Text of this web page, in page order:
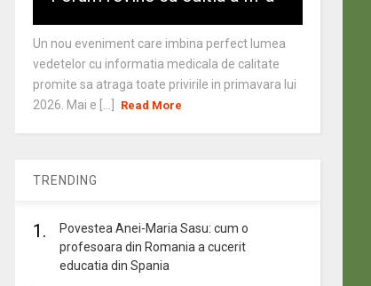
Un nou eveniment care imbina perfect lumea
vedetelor cu informatia medicala de calitate
promite sa atraga toate privirile in primavara lui
2026. Mai e [...]
Read More
TRENDING
1.
Povestea Anei-Maria Sasu: cum o
profesoara din Romania a cucerit
educatia din Spania